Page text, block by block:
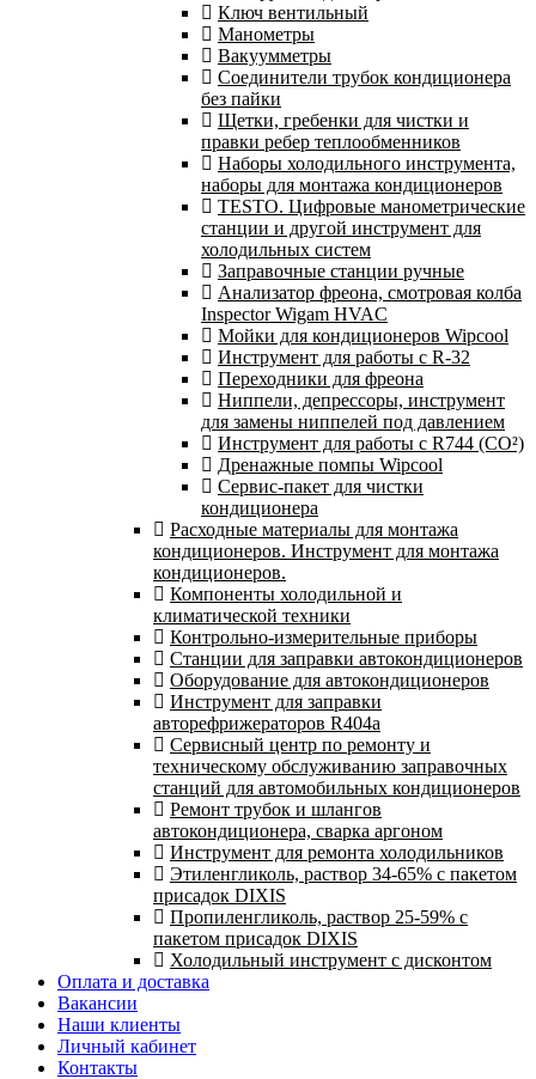
Ключ вентильный
Манометры
Вакуумметры
Соединители трубок кондиционера
без пайки
Щетки, гребенки для чистки и
правки ребер теплообменников
Наборы холодильного инструмента,
наборы для монтажа кондиционеров
TESTO. Цифровые манометрические
станции и другой инструмент для
холодильных систем
Заправочные станции ручные
Анализатор фреона, смотровая колба
Inspector Wigam HVAC
Мойки для кондиционеров Wipcool
Инструмент для работы с R-32
Переходники для фреона
Ниппели, депрессоры, инструмент
для замены ниппелей под давлением
Инструмент для работы с R744 (CO²)
Дренажные помпы Wipcool
Сервис-пакет для чистки
кондиционера
Расходные материалы для монтажа
кондиционеров. Инструмент для монтажа
кондиционеров.
Компоненты холодильной и
климатической техники
Контрольно-измерительные приборы
Станции для заправки автокондиционеров
Оборудование для автокондиционеров
Инструмент для заправки
авторефрижераторов R404a
Сервисный центр по ремонту и
техническому обслуживанию заправочных
станций для автомобильных кондиционеров
Ремонт трубок и шлангов
автокондиционера, сварка аргоном
Инструмент для ремонта холодильников
Этиленгликоль, раствор 34-65% с пакетом
присадок DIXIS
Пропиленгликоль, раствор 25-59% с
пакетом присадок DIXIS
Холодильный инструмент с дисконтом
Оплата и доставка
Вакансии
Наши клиенты
Личный кабинет
Контакты